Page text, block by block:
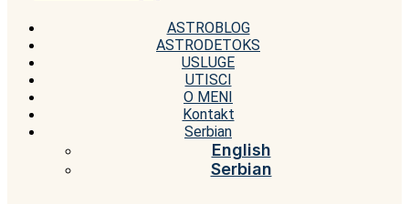
ASTROBLOG
ASTRODETOKS
USLUGE
UTISCI
O MENI
Kontakt
Serbian
English
Serbian